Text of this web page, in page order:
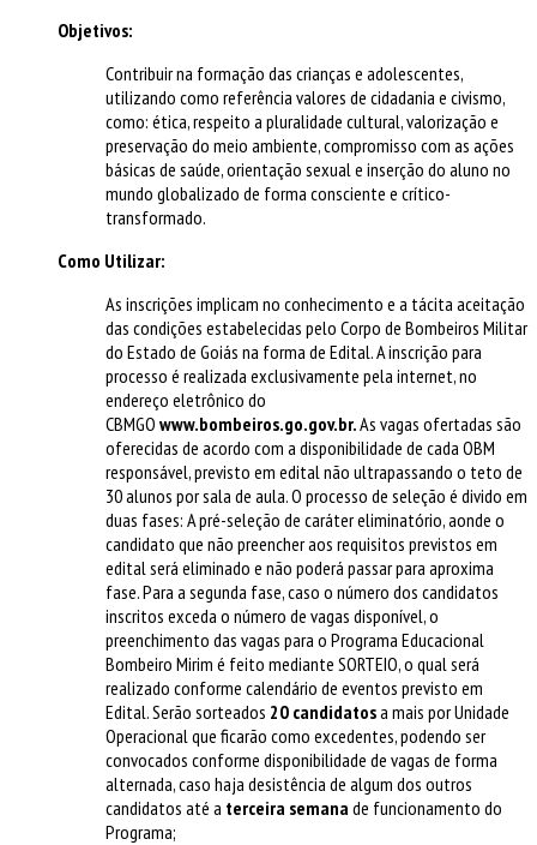
Objetivos:
Contribuir na formação das crianças e adolescentes,
utilizando como referência valores de cidadania e civismo,
como: ética, respeito a pluralidade cultural, valorização e
preservação do meio ambiente, compromisso com as ações
básicas de saúde, orientação sexual e inserção do aluno no
mundo globalizado de forma consciente e crítico-
transformado.
Como Utilizar:
As inscrições implicam no conhecimento e a tácita aceitação
das condições estabelecidas pelo Corpo de Bombeiros Militar
do Estado de Goiás na forma de Edital. A inscrição para
processo é realizada exclusivamente pela internet, no
endereço eletrônico do
CBMGO www.bombeiros.go.gov.br.As vagas ofertadas são
oferecidas de acordo com a disponibilidade de cada OBM
responsável, previsto em edital não ultrapassando o teto de
30 alunos por sala de aula. O processo de seleção é divido em
duas fases: A pré-seleção de caráter eliminatório, aonde o
candidato que não preencher aos requisitos previstos em
edital será eliminado e não poderá passar para aproxima
fase. Para a segunda fase, caso o número dos candidatos
inscritos exceda o número de vagas disponível, o
preenchimento das vagas para o Programa Educacional
Bombeiro Mirim é feito mediante SORTEIO, o qual será
realizado conforme calendário de eventos previsto em
Edital. Serão sorteados 20 candidatosa mais por Unidade
Operacional que ficarão como excedentes, podendo ser
convocados conforme disponibilidade de vagas de forma
alternada, caso haja desistência de algum dos outros
candidatos até a terceira semana de funcionamento do
Programa;